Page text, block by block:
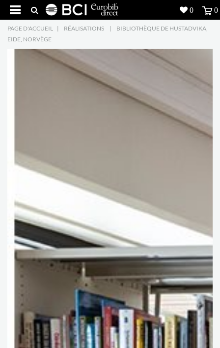
Réalisations
5
Contact
PAGE D'ACCUEIL | RÉALISATIONS |
BIBLIOTHÈQUE DE HUSTADVIKA,
EIDE, NORVÈGE
0 0